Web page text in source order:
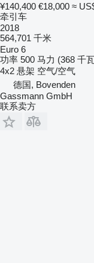
¥140,400 €18,000 ≈
牵引车
2018
564,701 千米
Euro 6
功率 500 马力 (368 千
4x2 悬架 空气/空气
德国, Bovenden
Gassmann GmbH
联系卖方